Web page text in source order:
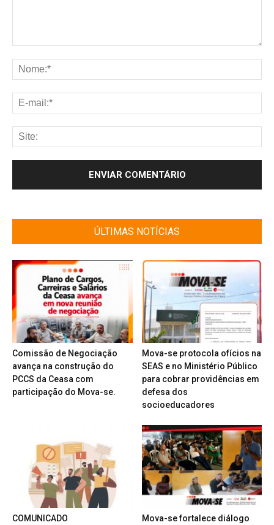
ÚLTIMAS NOTÍCIAS
Comissão de Negociação
avança na construção do
PCCS da Ceasa com
participação do Mova-se.
Mova-se protocola ofícios na
SEAS e no Ministério Público
para cobrar providências em
defesa dos
socioeducadores
COMUNICADO
Mova-se fortalece diálogo